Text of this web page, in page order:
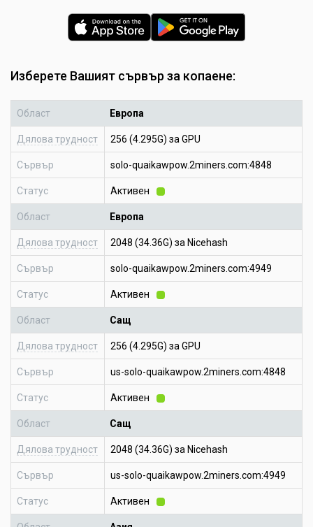
Изберете Вашият сървър за копаене:
Област Европа
Дялова трудност 256 (4.295G) за GPU
Сървър solo-quaikawpow.2miners.com:4848
Статус Активен
Област Европа
Дялова трудност 2048 (34.36G) за Nicehash
Сървър solo-quaikawpow.2miners.com:4949
Статус Активен
Област Сащ
Дялова трудност 256 (4.295G) за GPU
Сървър us-solo-quaikawpow.2miners.com:4848
Статус Активен
Област Сащ
Дялова трудност 2048 (34.36G) за Nicehash
Сървър us-solo-quaikawpow.2miners.com:4949
Статус Активен